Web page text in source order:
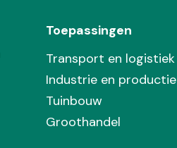
Toepassingen
Transport en logistiek
Industrie en productie
Tuinbouw
Groothandel